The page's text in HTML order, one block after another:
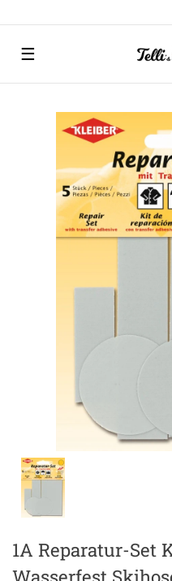
☰
1A Reparatur-Set